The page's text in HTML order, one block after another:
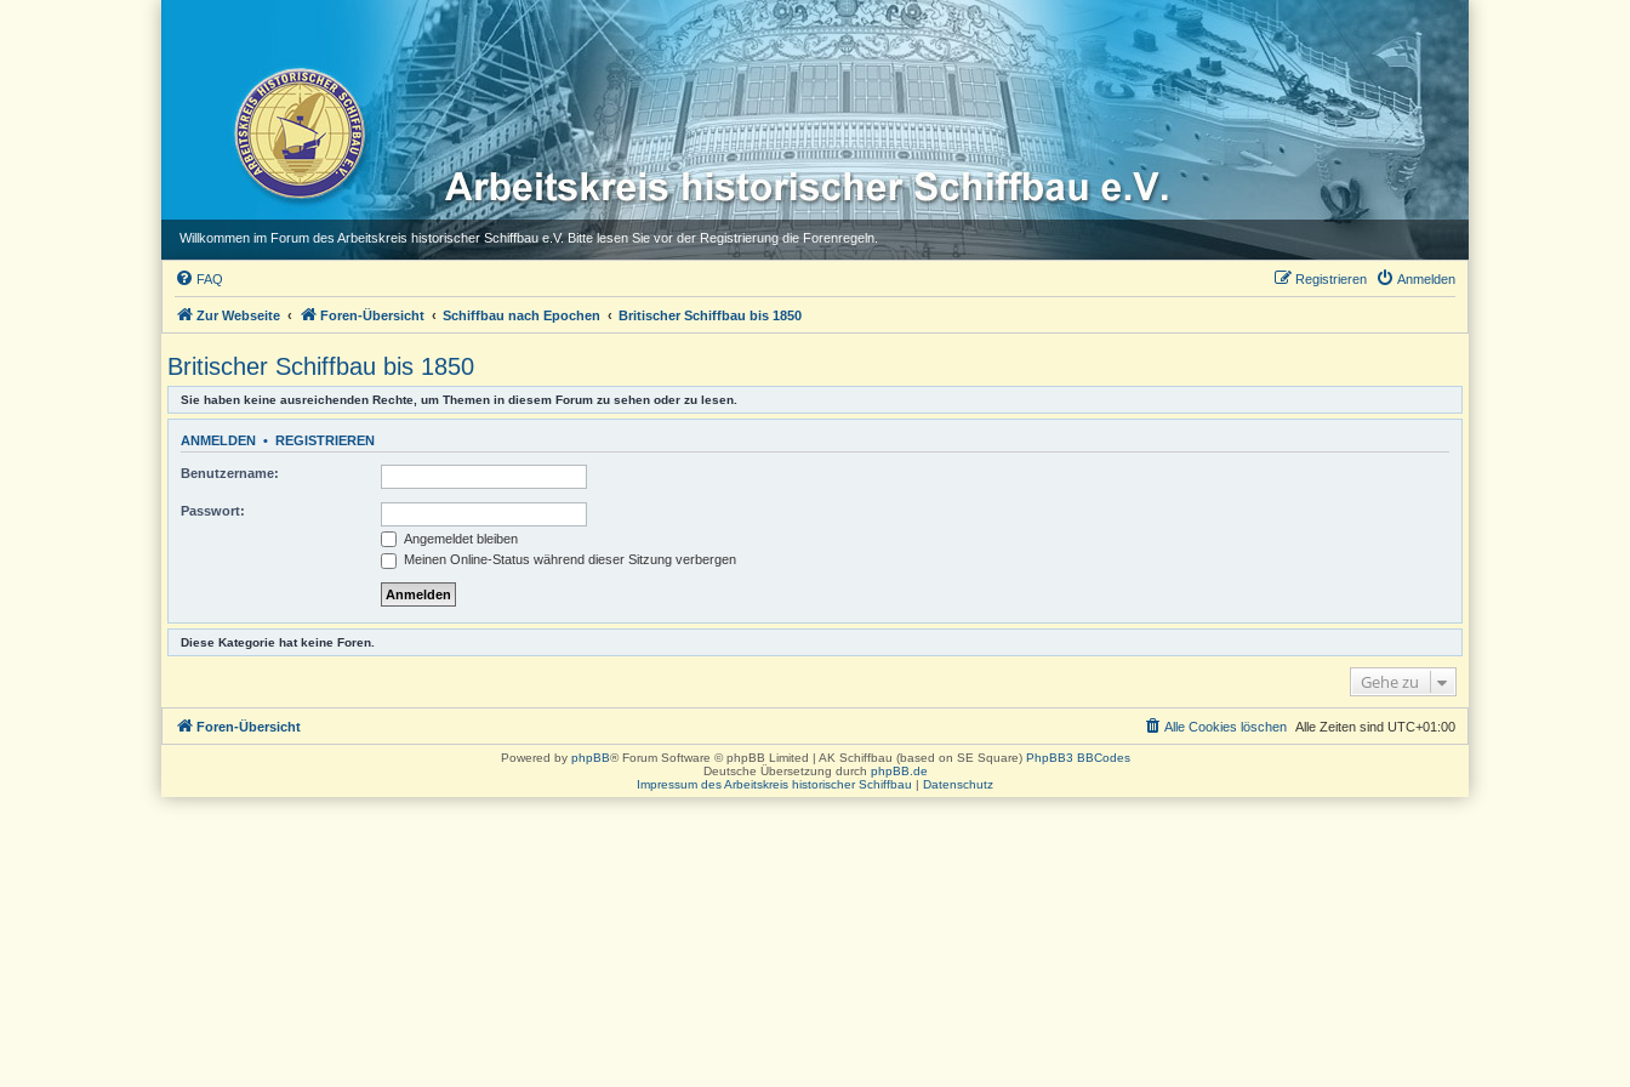
Willkommen im Forum des Arbeitskreis historischer Schiffbau e.V. Bitte lesen Sie vor der Registrierung die Forenregeln.
FAQ Anmelden
Registrieren
Zur Webseite Foren-Übersicht Schiffbau nach Epochen Britischer Schiffbau bis 1850
Britischer Schiffbau bis 1850
Sie haben keine ausreichenden Rechte, um Themen in diesem Forum zu sehen oder zu lesen.
ANMELDEN • REGISTRIEREN
Benutzername:
Passwort:
Angemeldet bleiben
Meinen Online-Status während dieser Sitzung verbergen
Diese Kategorie hat keine Foren.
Gehe zu
Foren-Übersicht Alle Zeiten sind UTC+01:00
Alle Cookies löschen
Powered by phpBB® Forum Software © phpBB Limited | AK Schiffbau (based on SE Square) PhpBB3 BBCodes
Deutsche Übersetzung durch phpBB.de
Impressum des Arbeitskreis historischer Schiffbau | Datenschutz